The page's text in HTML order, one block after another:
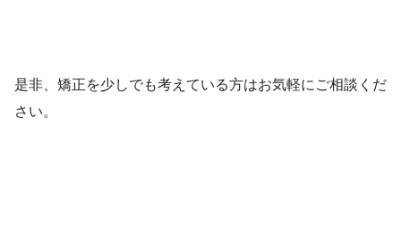
是非、矯正を少しでも考えている方はお気軽にご相談くだ
さい。